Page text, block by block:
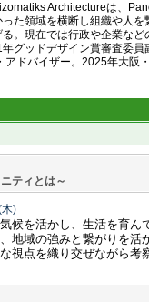
Architectureは、
た領域を横断し組織や人を
。現在では行政や企業な
グッドデザイン賞審査委員
アドバイザー。2025年大阪
ティとは～
木)
候を活かし、生活を育ん
地域の強みと繋がりを活
視点を織り交ぜながら考